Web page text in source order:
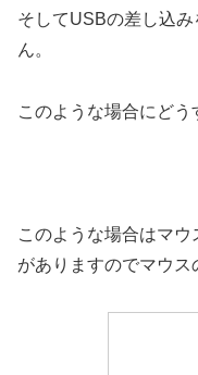
そしてUSBの差し込
ん。
このような場合にどう
このような場合はマ
がありますのでマウス